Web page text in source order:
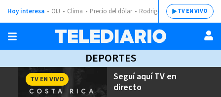
Hoy interesa OIJ Clima Precio del dólar Rodrigo ChavesTV EN VIVO
DEPORTES
Seguí aquíTV en
directo
TV EN VIVO